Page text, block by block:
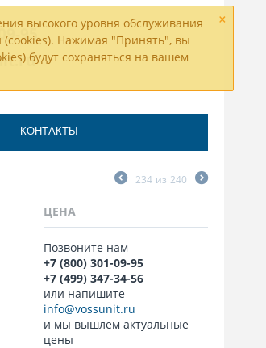
×
высокого уровня обслуживания
(cookies). Нажимая "Принять", вы
будут сохраняться на вашем
95
КОНТАКТЫ
234 из 240
ЦЕНА
Позвоните нам
+7 (800) 301-09-95
+7 (499) 347-34-56
или напишите
info@vossunit.ru
и мы вышлем актуальные
цены